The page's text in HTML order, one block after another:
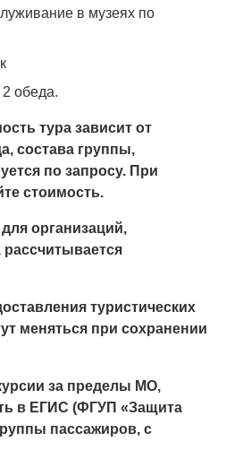
в музеях по
2 обеда.
тура зависит от
состава группы,
по запросу. При
стоимость.
организаций,
туристических
меняться при сохранении
за пределы МО,
в ЕГИС (ФГУП «Защита
пассажиров, с